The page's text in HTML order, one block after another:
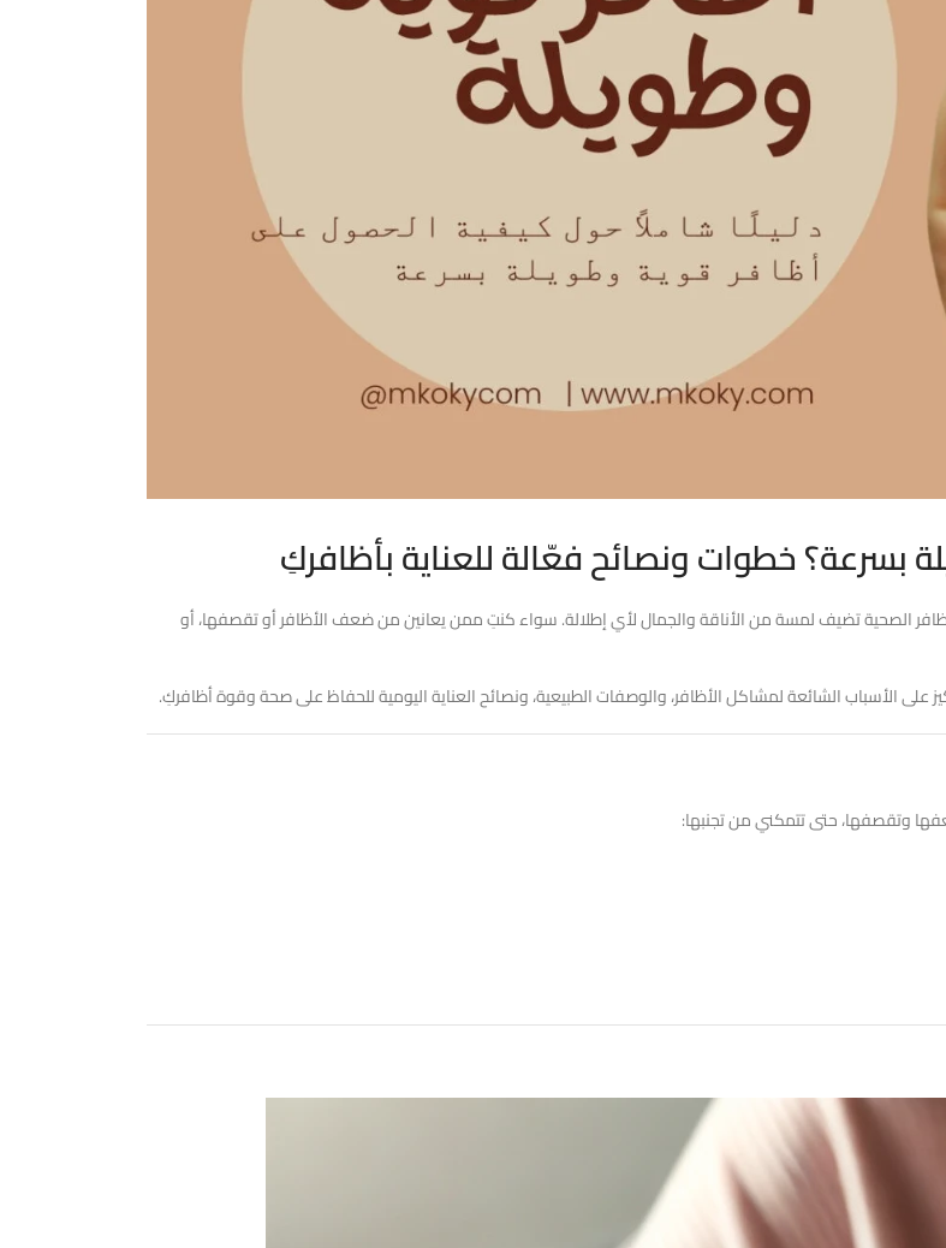
خطوات ونصائح فعّالة للعناية بأظافركِ
الصحية تضيف لمسة من الأناقة والجمال لأي إطلالة. سواء كنتِ ممن يعانين من ضعف الأظافر أو تقصفها، أو
على الأسباب الشائعة لمشاكل الأظافر، والوصفات الطبيعية، ونصائح العناية اليومية للحفاظ على صحة وقوة أظافركِ.
وتقصفها، حتى تتمكني من تجنبها: